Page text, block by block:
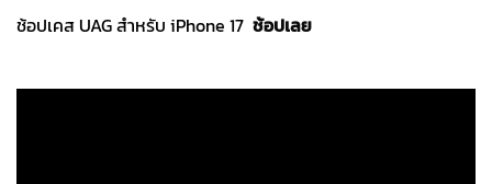
ช้อปเคส UAG สำหรับ iPhone 17 ช้อปเลย